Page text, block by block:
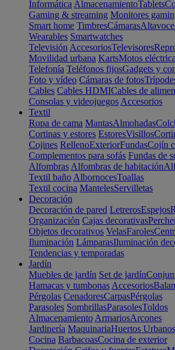
Informática AlmacenamientoTablets
Gaming & streaming Monitores
Smart home TimbresCámaras
Wearables Smartwatches
Televisión AccesoriosTelevisores
Movilidad urbana KartsMotos
Telefonía Teléfonos fijosGadgets y
Foto y vídeo Cámaras de fotos
Cables Cables HDMICables de
Consolas y videojuegos Accesorios
Textil
Ropa de cama MantasAlmohadas
Cortinas y estores EstoresVisillos
Cojines RellenoExteriorFundasCojín
Complementos para sofás Fundas de
Alfombras Alfombras de habitación
Textil baño AlbornocesToallas
Textil cocina MantelesServilletas
Decoración
Decoración de pared LetrerosEspejos
Organización Cajas decorativas
Objetos decorativos VelasFaroles
Iluminación LámparasIluminación
Tendencias y temporadas
Jardín
Muebles de jardín Set de jardín
Hamacas y tumbonas Accesorios
Pérgolas CenadoresCarpasPérgolas
Parasoles SombrillasParasolesToldos
Almacenamiento ArmariosArcones
Jardinería MaquinariaHuertos Urbanos
Cocina BarbacoasCocina de exterior